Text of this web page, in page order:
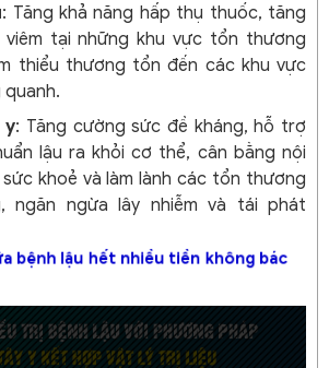
: Tăng khả năng hấp thụ thuốc, tăng
viêm tại những khu vực tổn thương
thiểu thương tổn đến các khu vực
quanh.
y: Tăng cường sức đề kháng, hỗ trợ
lậu ra khỏi cơ thể, cân bằng nội
khoẻ và làm lành các tổn thương
ngăn ngừa lây nhiễm và tái phát
bệnh lậu hết nhiều tiền không bác